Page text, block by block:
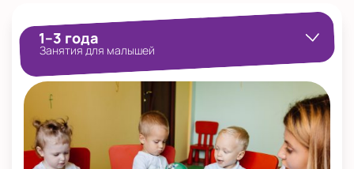
1–3 года
Занятия для малышей